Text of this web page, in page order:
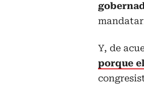
Y, de
porque